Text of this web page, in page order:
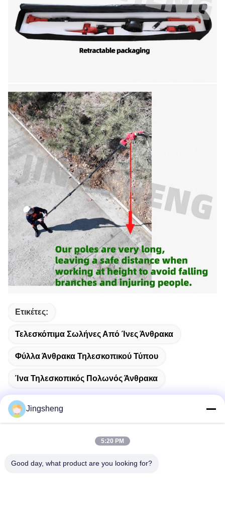
Ετικέτες:
Τελεσκόπιμα Σωλήνες Από Ίνες Άνθρακα
Φύλλα Άνθρακα Τηλεσκοπικού Τύπου
Ίνα Τηλεσκοπικός Πολωνός Άνθρακα
Γρήγορη επικοινωνία
Διεύθυνση
Jingsheng
5:20 PM
Good day, what product are you looking for?